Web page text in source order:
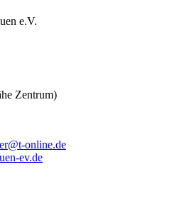
e.V.
Zentrum)
online.de
ev.de